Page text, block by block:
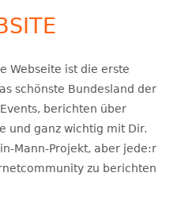
Webseite ist die erste
schönste Bundesland der
berichten über
und ganz wichtig mit Dir.
Mann-Projekt, aber jede:r
zu berichten